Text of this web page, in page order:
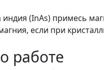
(InAs) примесь
если при
работе